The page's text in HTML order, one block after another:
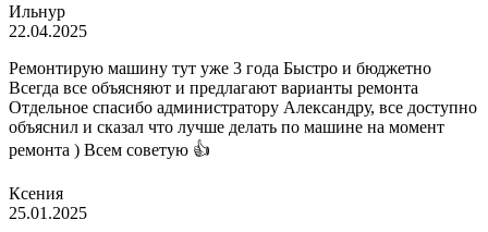
Ильнур
22.04.2025
Ремонтирую машину тут уже 3 года Быстро и бюджетно
Всегда все объясняют и предлагают варианты ремонта
Отдельное спасибо администратору Александру, все доступно
объяснил и сказал что лучше делать по машине на момент
ремонта ) Всем советую 👍
Ксения
25.01.2025